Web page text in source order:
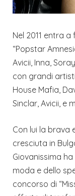
Nel 2011 entra
“Popstar
Avicii, Inna,
con grandi
House Mafia,
Sinclar, Avicii, e
Con lui la brava
cresciuta in
Giovanissima
moda e dello
concorso di